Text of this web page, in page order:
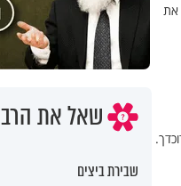
את
שאל את הרב
שבירת ביצים